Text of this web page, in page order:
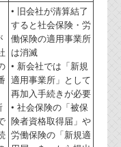
• 旧会社が清算結了
すると社会保険・労
働保険の適用事業所
は消滅
• 新会社では「新規
適用事業所」として
再加入手続きが必要
• 社会保険の「被保
険者資格取得届」や
労働保険の「新規適